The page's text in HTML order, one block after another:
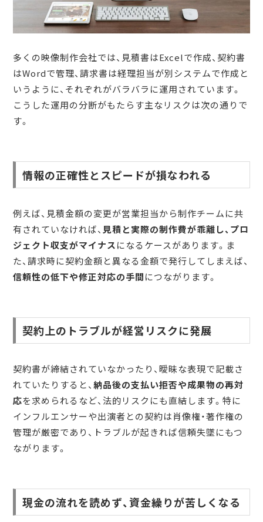
多くの映像制作会社では、見積書はExcelで作成、契約書
はWordで管理、請求書は経理担当が別システムで作成と
いうように、それぞれがバラバラに運用されています。
こうした運用の分断がもたらす主なリスクは次の通りで
す。
情報の正確性とスピードが損なわれる
例えば、見積金額の変更が営業担当から制作チームに共
有されていなければ、 見積と実際の制作費が乖離し、プロ
ジェクト収支がマイナスになるケースがあります。ま
た、請求時に契約金額と異なる金額で発行してしまえば、
信頼性の低下や修正対応の手間につながります。
契約上のトラブルが経営リスクに発展
契約書が締結されていなかったり、曖昧な表現で記載さ
れていたりすると、納品後の支払い拒否や成果物の再対
応を求められるなど、法的リスクにも直結します。特に
インフルエンサーや出演者との契約は肖像権・著作権の
管理が厳密であり、トラブルが起きれば信頼失墜にもつ
ながります。
現金の流れを読めず、資金繰りが苦しくなる